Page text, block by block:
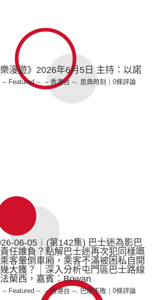
樂漫遊》2026年6月5日 主持：以諾
-- Featured --, -- 香港台 --, 恩典時刻 0條評論
06-05︱(第142集) 巴士迷為影巴
任誰負？點解巴士迷再次犯同樣嘅
客暈倒車廂，乘客不滿被困私自開
大鑊？｜深入分析屯門區巴士路線
蘭西，嘉賓︰Bowan
-- Featured --, -- 香港台 --, 巴膠不敗 0條評論